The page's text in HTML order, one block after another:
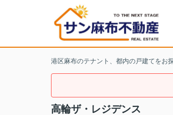
港区麻布のテナント、都内の戸建てをお
高輪ザ・レジデンス